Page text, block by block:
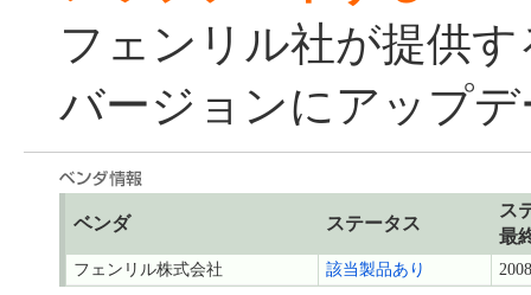
フェンリル社が提供
バージョンにアップ
ベンダ ステータス
ス
最
フェンリル株式会社 該当製品あり